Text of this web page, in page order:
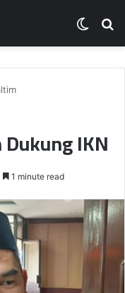
Switch
skin
IKN
1 minute read